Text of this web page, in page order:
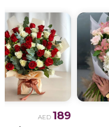
AED 189